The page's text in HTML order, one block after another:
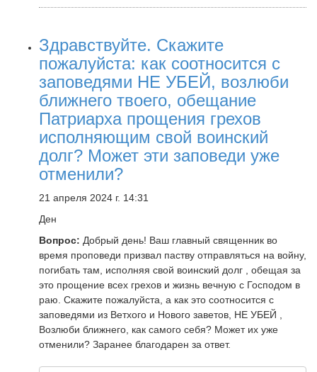
Здравствуйте. Скажите
пожалуйста: как соотносится с
заповедями НЕ УБЕЙ, возлюби
ближнего твоего, обещание
Патриарха прощения грехов
исполняющим свой воинский
долг? Может эти заповеди уже
отменили?
21 апреля 2024 г. 14:31
Ден
Вопрос: Добрый день! Ваш главный священник во
время проповеди призвал паству отправляться на войну,
погибать там, исполняя свой воинский долг , обещая за
это прощение всех грехов и жизнь вечную с Господом в
раю. Скажите пожалуйста, а как это соотносится с
заповедями из Ветхого и Нового заветов, НЕ УБЕЙ ,
Возлюби ближнего, как самого себя? Может их уже
отменили? Заранее благодарен за ответ.